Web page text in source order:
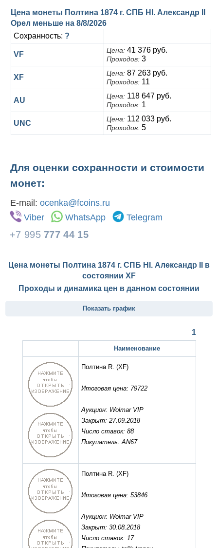
Цена монеты Полтина 1874 г. СПБ HI. Александр II
Орел меньше на 8/8/2026
Сохранность: ?
VF Цена: 41 376 руб.
Проходов: 3
XF Цена: 87 263 руб.
Проходов: 11
AU Цена: 118 647 руб.
Проходов: 1
UNC Цена: 112 033 руб.
Проходов: 5
Для оценки сохранности и стоимости
монет:
E-mail: ocenka@fcoins.ru
Viber
WhatsApp Telegram
+7 995 777 44 15
Цена монеты Полтина 1874 г. СПБ HI. Александр II в
состоянии XF
Проходы и динамика цен в данном состоянии
Показать график
1
Наименование
Полтина R. (XF)
Итоговая цена: 79722
Аукцион: Wolmar VIP
Закрыт: 27.09.2018
Число ставок: 88
Покупатель: AN67
Полтина R. (XF)
Итоговая цена: 53846
Аукцион: Wolmar VIP
Закрыт: 30.08.2018
Число ставок: 17